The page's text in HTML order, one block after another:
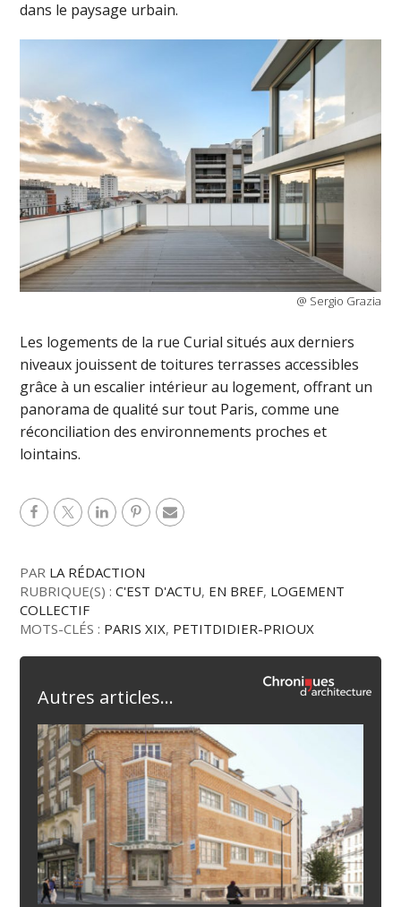
dans le paysage urbain.
@ Sergio Grazia
Les logements de la rue Curial situés aux derniers
niveaux jouissent de toitures terrasses accessibles
grâce à un escalier intérieur au logement, offrant un
panorama de qualité sur tout Paris, comme une
réconciliation des environnements proches et
lointains.
PAR LA RÉDACTION
RUBRIQUE(S) :C'EST D'ACTU, EN BREF, LOGEMENT
COLLECTIF
MOTS-CLÉS : PARIS XIX, PETITDIDIER-PRIOUX
Autres articles...